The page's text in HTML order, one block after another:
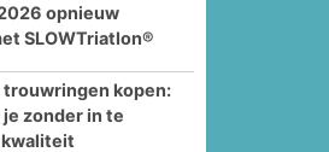
opnieuw
SLOWTriatlon®
trouwringen kopen:
je zonder in te